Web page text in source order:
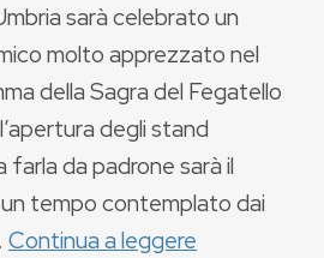
sarà celebrato un
molto apprezzato nel
della Sagra del Fegatello
degli stand
farla da padrone sarà il
tempo contemplato dai
Continua a leggere